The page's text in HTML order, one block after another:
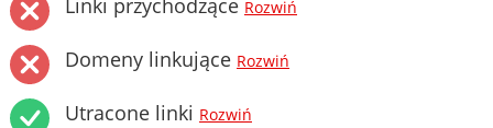
Linki przychodzące Rozwiń
Domeny linkujące Rozwiń
Utracone linki Rozwiń